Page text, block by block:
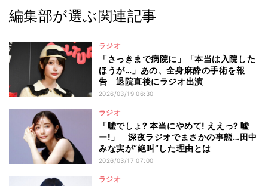
編集部が選ぶ関連記事
ラジオ
「さっきまで病院に」「本当は入院した
ほうが…」あの、全身麻酔の手術を報
告 退院直後にラジオ出演
2026/03/19 06:30
ラジオ
「嘘でしょ? 本当にやめて! ええっ? 嘘
ー!」 深夜ラジオでまさかの事態…田中
みな実が“絶叫”した理由とは
2026/03/17 07:00
ラジオ